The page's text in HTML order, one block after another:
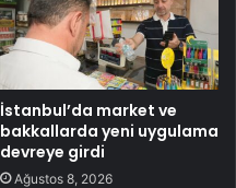
İstanbul’da market ve
bakkallarda yeni uygulama
devreye girdi
Ağustos 8, 2026